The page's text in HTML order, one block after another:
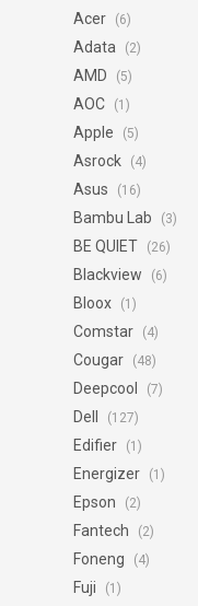
Acer (6)
Adata (2)
AMD (5)
AOC (1)
Apple (5)
Asrock (4)
Asus (16)
Bambu Lab (3)
BE QUIET (26)
Blackview (6)
Bloox (1)
Comstar (4)
Cougar (48)
Deepcool (7)
Dell (127)
Edifier (1)
Energizer (1)
Epson (2)
Fantech (2)
Foneng (4)
Fuji (1)